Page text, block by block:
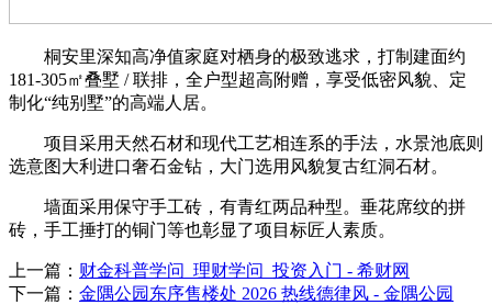
桐安里深知高净值家庭对栖身的极致逃求，打制建面约
181-305㎡叠墅 / 联排，全户型超高附赠，享受低密风貌、定
制化“纯别墅”的高端人居。
项目采用天然石材和现代工艺相连系的手法，水景池底则
选意图大利进口奢石金钻，大门选用风貌复古红洞石材。
墙面采用保守手工砖，有青红两品种型。垂花席纹的拼
砖，手工捶打的铜门等也彰显了项目标匠人素质。
上一篇： 财金科普学问_理财学问_投资入门 - 希财网
下一篇： 金隅公园东序售楼处 2026 热线德律风 - 金隅公园